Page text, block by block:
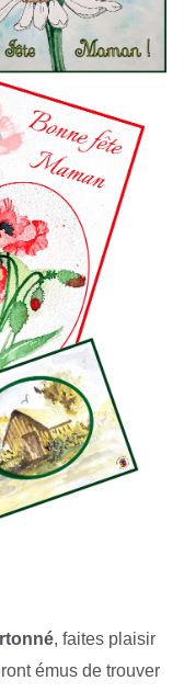
, faites plaisir
émus de trouver